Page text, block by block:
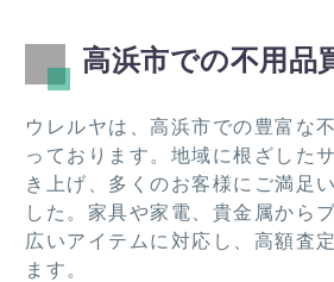
高浜市での不用品
ウレルヤは、高浜市での豊富な
っております。地域に根ざした
き上げ、多くのお客様にご満足
した。家具や家電、貴金属から
広いアイテムに対応し、高額査
ます。